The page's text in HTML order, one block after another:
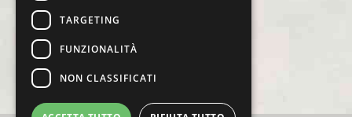
TARGETING
FUNZIONALITÀ
NON CLASSIFICATI